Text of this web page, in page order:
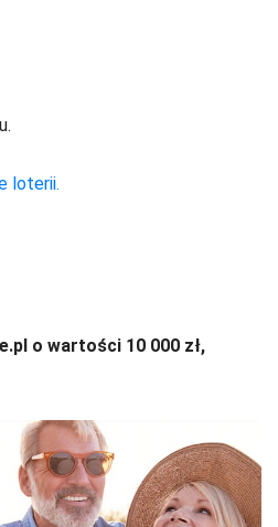
loterii.
o wartości 10 000 zł,